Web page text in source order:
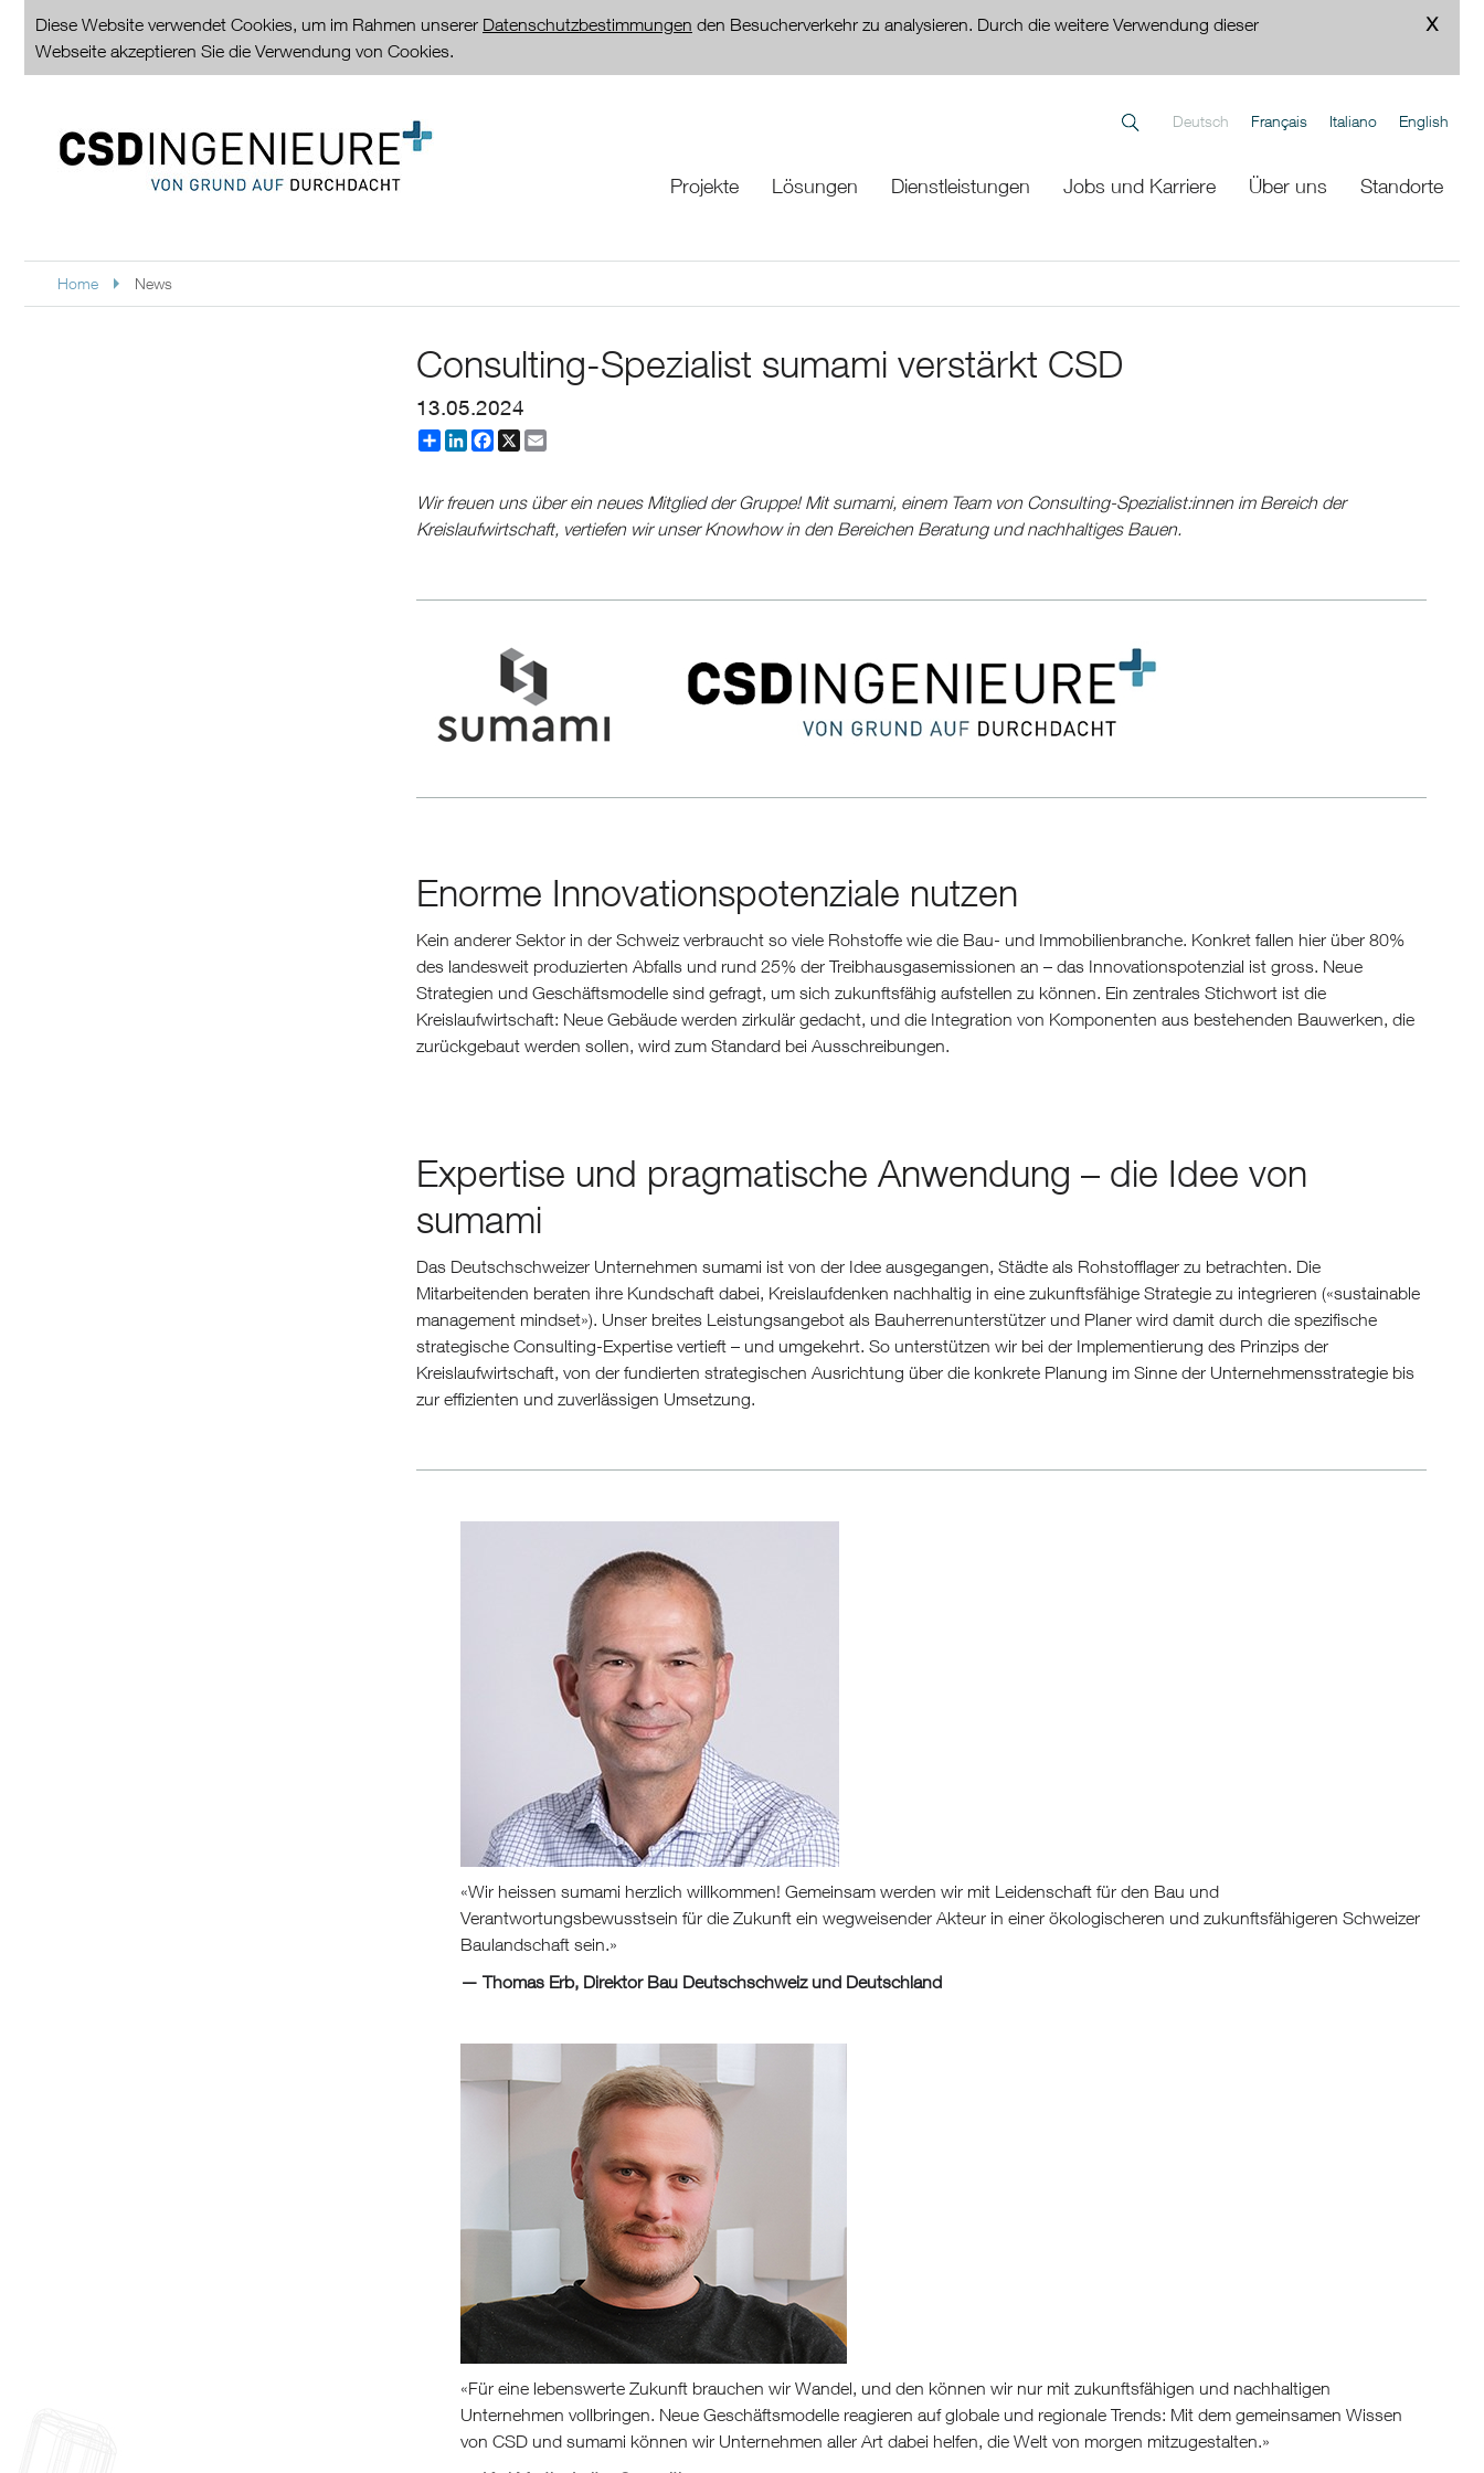
Diese Website verwendet Cookies, um im Rahmen unserer Datenschutzbestimmungen den Besucherverkehr zu analysieren. Durch die weitere Verwendung dieser
Webseite akzeptieren Sie die Verwendung von Cookies.
Deutsch Français Italiano English
Projekte Lösungen Dienstleistungen Jobs und Karriere Über uns Standorte
Home News
Consulting-Spezialist sumami verstärkt CSD
13.05.2024
PartagerLinkedInFacebook
Wir freuen uns über ein neues Mitglied der Gruppe! Mit sumami, einem Team von Consulting-Spezialist:innen im Bereich der
Kreislaufwirtschaft, vertiefen wir unser Knowhow in den Bereichen Beratung und nachhaltiges Bauen.
Enorme Innovationspotenziale nutzen
Kein anderer Sektor in der Schweiz verbraucht so viele Rohstoffe wie die Bau- und Immobilienbranche. Konkret fallen hier über 80%
des landesweit produzierten Abfalls und rund 25% der Treibhausgasemissionen an – das Innovationspotenzial ist gross. Neue
Strategien und Geschäftsmodelle sind gefragt, um sich zukunftsfähig aufstellen zu können. Ein zentrales Stichwort ist die
Kreislaufwirtschaft: Neue Gebäude werden zirkulär gedacht, und die Integration von Komponenten aus bestehenden Bauwerken, die
zurückgebaut werden sollen, wird zum Standard bei Ausschreibungen.
Expertise und pragmatische Anwendung – die Idee von
sumami
Das Deutschschweizer Unternehmen sumami ist von der Idee ausgegangen, Städte als Rohstofflager zu betrachten. Die
Mitarbeitenden beraten ihre Kundschaft dabei, Kreislaufdenken nachhaltig in eine zukunftsfähige Strategie zu integrieren («sustainable
management mindset»). Unser breites Leistungsangebot als Bauherrenunterstützer und Planer wird damit durch die spezifische
strategische Consulting-Expertise vertieft – und umgekehrt. So unterstützen wir bei der Implementierung des Prinzips der
Kreislaufwirtschaft, von der fundierten strategischen Ausrichtung über die konkrete Planung im Sinne der Unternehmensstrategie bis
zur effizienten und zuverlässigen Umsetzung.
«Wir heissen sumami herzlich willkommen! Gemeinsam werden wir mit Leidenschaft für den Bau und
Verantwortungsbewusstsein für die Zukunft ein wegweisender Akteur in einer ökologischeren und zukunftsfähigeren Schweizer
Baulandschaft sein.»
— Thomas Erb, Direktor Bau Deutschschweiz und Deutschland
«Für eine lebenswerte Zukunft brauchen wir Wandel, und den können wir nur mit zukunftsfähigen und nachhaltigen
Unternehmen vollbringen. Neue Geschäftsmodelle reagieren auf globale und regionale Trends: Mit dem gemeinsamen Wissen
von CSD und sumami können wir Unternehmen aller Art dabei helfen, die Welt von morgen mitzugestalten.»